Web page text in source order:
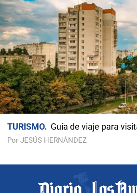
TURISMO Guía de viaje para
Por JESÚS HERNÁNDEZ